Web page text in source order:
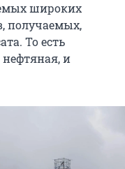
широких
получаемых,
То есть
и